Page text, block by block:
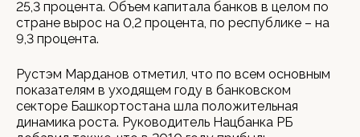
25,3 процента. Объем капитала банков в целом по
стране вырос на 0,2 процента, по республике – на
9,3 процента.
Рустэм Марданов отметил, что по всем основным
показателям в уходящем году в банковском
секторе Башкортостана шла положительная
динамика роста. Руководитель Нацбанка РБ